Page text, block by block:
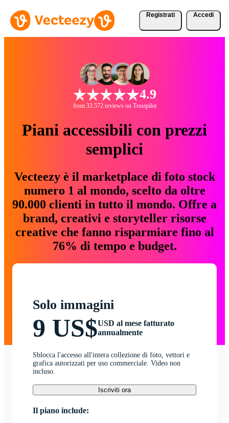
Registrati Accedi
4.9
from 33.572 reviews on Trustpilot
Piani accessibili con prezzi
semplici
Vecteezy è il marketplace di foto stock
numero 1 al mondo, scelto da oltre
90.000 clienti in tutto il mondo. Offre a
brand, creativi e storyteller risorse
creative che fanno risparmiare fino al
76% di tempo e budget.
Solo immagini
9 US$USD al mese fatturato
annualmente
Sblocca l'accesso all'intera collezione di foto, vettori e
grafica autorizzati per uso commerciale. Video non
incluso.
Iscriviti ora
Il piano include: